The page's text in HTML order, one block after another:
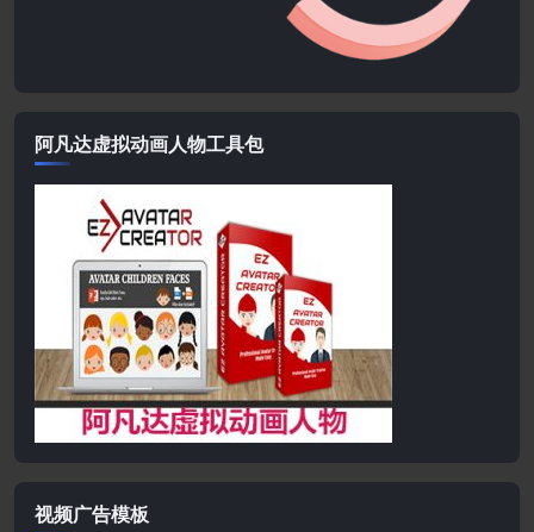
阿凡达虚拟动画人物工具包
视频广告模板